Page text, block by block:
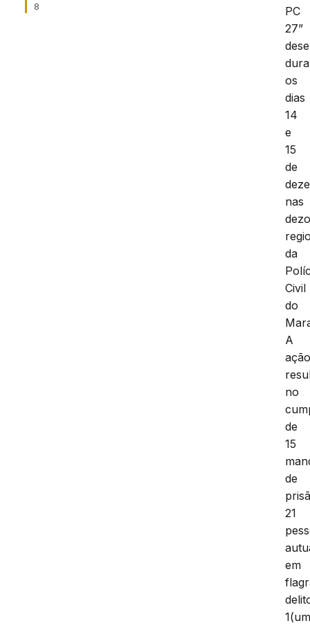
8
PC
27”
os
dias
14
e
15
de
nas
da
Civil
do
A
no
de
15
de
21
em